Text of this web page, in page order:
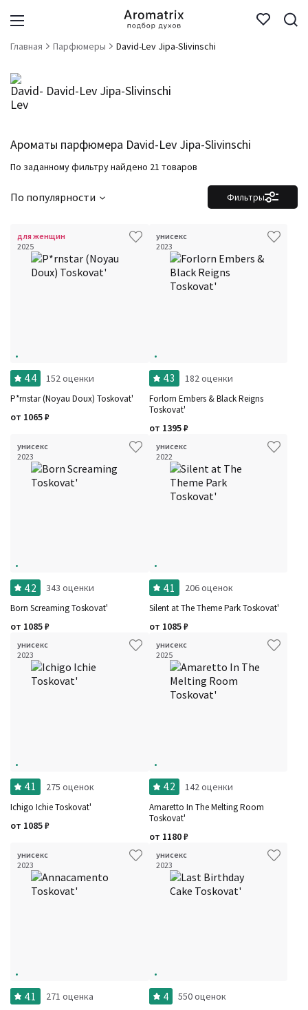
Главная Парфюмеры David-Lev Jipa-Slivinschi
David-Lev Jipa-Slivinschi
Ароматы парфюмера David-Lev Jipa-Slivinschi
По заданному фильтру найдено 21 товаров
Фильтры
По популярности
для женщин
2025
4.4 152 оценки
P*rnstar (Noyau Doux) Toskovat'
от 1065₽
унисекс
2023
4.3 182 оценки
Forlorn Embers & Black Reigns
Toskovat'
от 1395₽
унисекс
2023
4.2 343 оценки
Born Screaming Toskovat'
от 1085₽
унисекс
2022
4.1 206 оценок
Silent at The Theme Park Toskovat'
от 1085₽
унисекс
2023
4.1 275 оценок
Ichigo Ichie Toskovat'
от 1085₽
унисекс
2025
4.2 142 оценки
Amaretto In The Melting Room
Toskovat'
от 1180₽
унисекс
2023
4.1 271 оценка
унисекс
2023
4 550 оценок